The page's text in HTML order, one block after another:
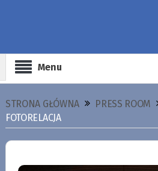
Menu
STRONA GŁÓWNA PRESS ROOM
FOTORELACJA